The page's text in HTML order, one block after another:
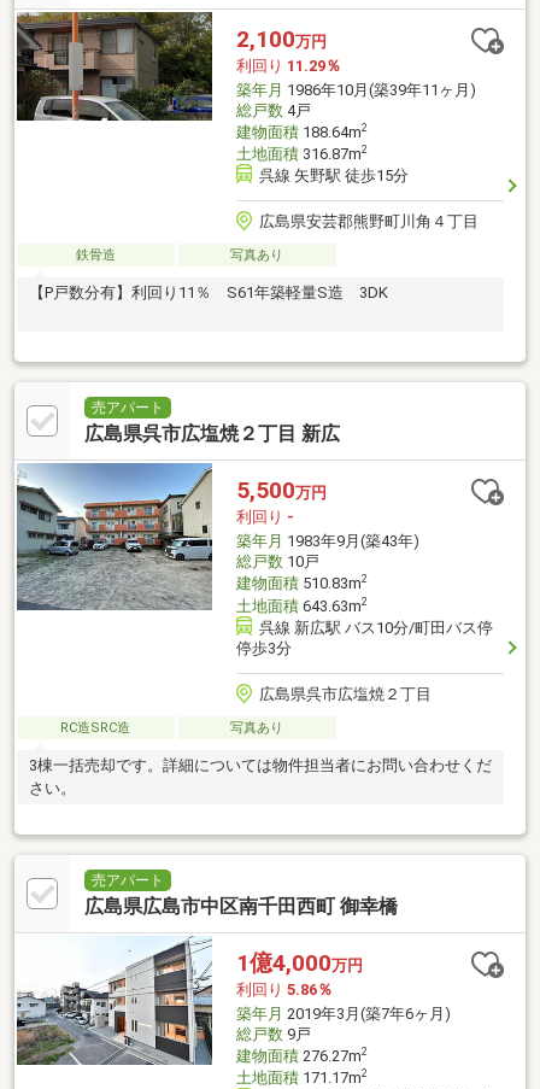
2,100万円
利回り 11.29％
築年月 1986年10月(築39年11ヶ月)
総戸数4戸
建物面積188.64m2
土地面積316.87m2
呉線 矢野駅 徒歩15分
広島県安芸郡熊野町川角４丁目
鉄骨造 写真あり
【P戸数分有】利回り11％ S61年築軽量S造 3DK
売アパート
広島県呉市広塩焼２丁目 新広
5,500万円
利回り -
築年月 1983年9月(築43年)
総戸数10戸
建物面積510.83m2
土地面積643.63m2
呉線 新広駅 バス10分/町田バス停
停歩3分
広島県呉市広塩焼２丁目
RC造SRC造 写真あり
3棟一括売却です。詳細については物件担当者にお問い合わせくだ
さい。
売アパート
広島県広島市中区南千田西町 御幸橋
1億4,000万円
利回り 5.86％
築年月 2019年3月(築7年6ヶ月)
総戸数9戸
建物面積276.27m2
土地面積171.17m2